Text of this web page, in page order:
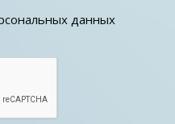
данных